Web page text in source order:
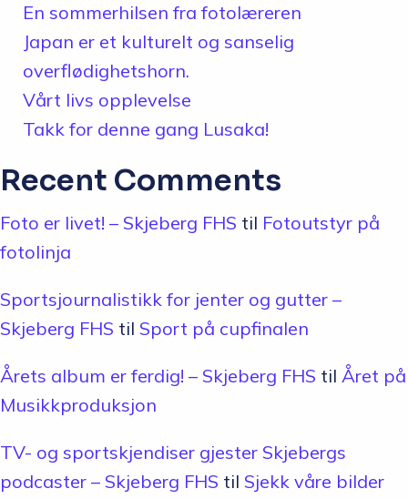
En sommerhilsen fra fotolæreren
Japan er et kulturelt og sanselig
overflødighetshorn.
Vårt livs opplevelse
Takk for denne gang Lusaka!
Recent Comments
Foto er livet! – Skjeberg FHS til Fotoutstyr på
fotolinja
Sportsjournalistikk for jenter og gutter –
Skjeberg FHS til Sport på cupfinalen
Årets album er ferdig! – Skjeberg FHS til Året på
Musikkproduksjon
TV- og sportskjendiser gjester Skjebergs
podcaster – Skjeberg FHS til Sjekk våre bilder